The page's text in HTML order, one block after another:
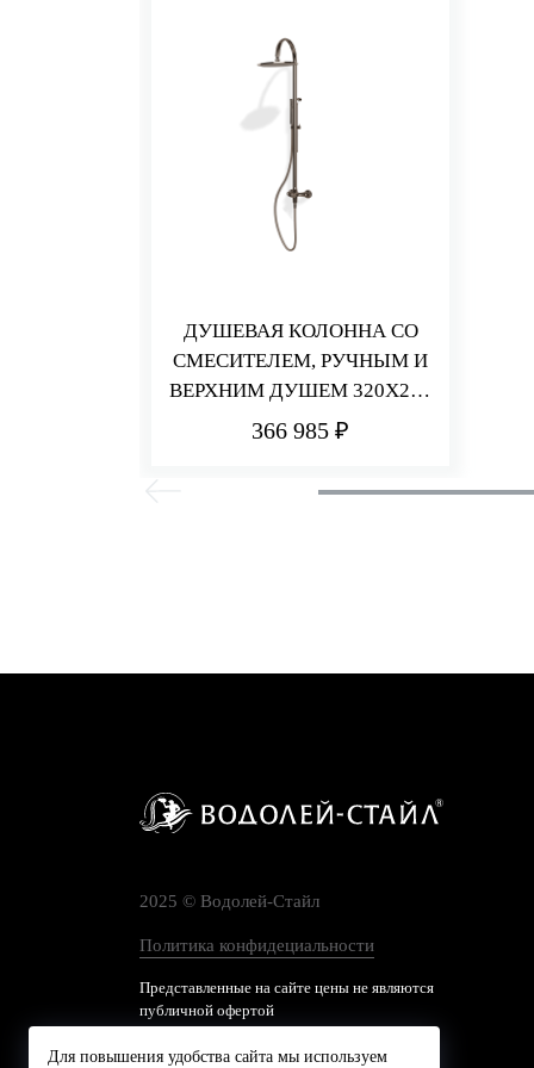
ДУШЕВАЯ КОЛОННА СО
СМЕСИТЕЛЕМ, РУЧНЫМ И
ВЕРХНИМ ДУШЕМ 320Х200
ММ HEDO
366 985 ₽
2025 © Водолей-Cтайл
Политика конфидециальности
Представленные на сайте цены не являются
публичной офертой
Для повышения удобства сайта мы используем